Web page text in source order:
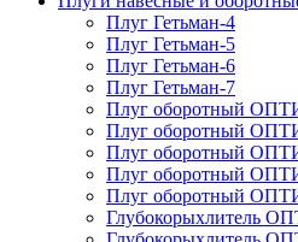
Плуг Гетьман-4
Плуг Гетьман-5
Плуг Гетьман-6
Плуг Гетьман-7
Плуг оборотный
Плуг оборотный
Плуг оборотный
Плуг оборотный
Плуг оборотный
Глубокорыхлитель